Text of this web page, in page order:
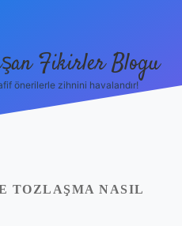
Fikirler Blogu
önerilerle zihnini havalandır!
TOZLAŞMA NASIL